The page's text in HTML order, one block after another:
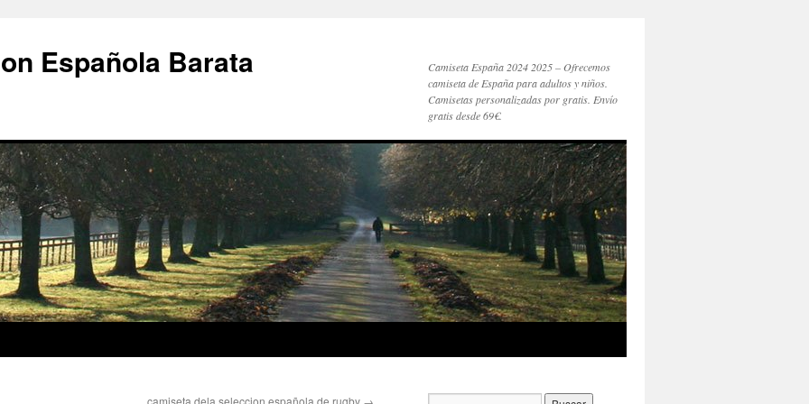
Española Barata
Camiseta España 2024 2025 – Ofrecemos
camiseta de España para adultos y niños.
Camisetas personalizadas por gratis. Envío
gratis desde 69€.
camiseta dela seleccion española de rugby →